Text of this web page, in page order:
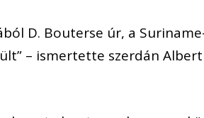
D. Bouterse úr, a
– ismertette szerdán